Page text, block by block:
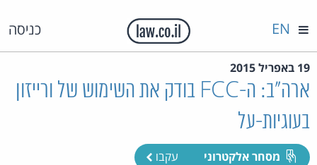
כניסה EN
19 באפריל 2015
ארה"ב: ה-FCC בודק את השימוש של ורייזון
בעוגיות-על
מסחר אלקטרוני עקבו